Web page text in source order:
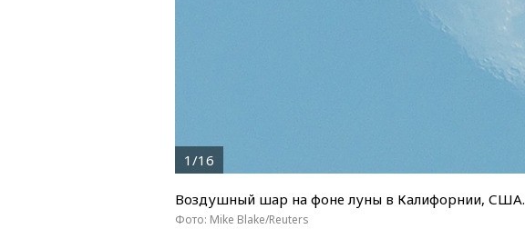
1/16
Воздушный шар на фоне луны в Калифорнии, США.
Фото: Mike Blake/Reuters